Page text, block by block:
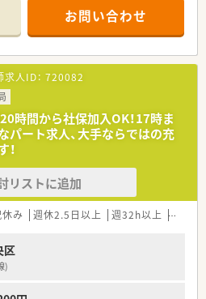
取り組むことができる体制が整ってい
しく綺麗な店舗であり、最新の設備を整
気で患者様をお迎えできるのが特徴で
について】
業拡大を見据えた組織強化のための増
腰を据えて勤務できる意欲ある方を求め
や在宅業務にも柔軟に対応いただける
管理薬剤師を目指せる方は大歓迎の状況
層を中心に、即戦力として活躍できる
らの積極的なご応募をお待ちしており
近くを展開する成長企業で、代表自ら
お問い合わせ
人ID： 720082
時間から社保加入OK！17時ま
パート求人、大手ならではの充
！
リストに追加
み 週休2.5日以上 週32h以上 新卒可
区
)